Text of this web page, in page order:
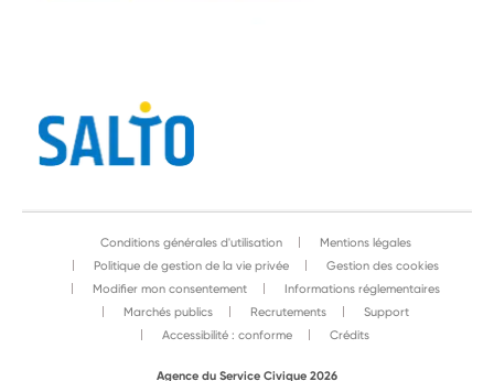
Conditions générales d'utilisation
Mentions légales
Politique de gestion de la vie privée
Gestion des cookies
Modifier mon consentement
Informations réglementaires
Marchés publics
Recrutements
Support
Accessibilité : conforme
Crédits
Agence du Service Civique 2026